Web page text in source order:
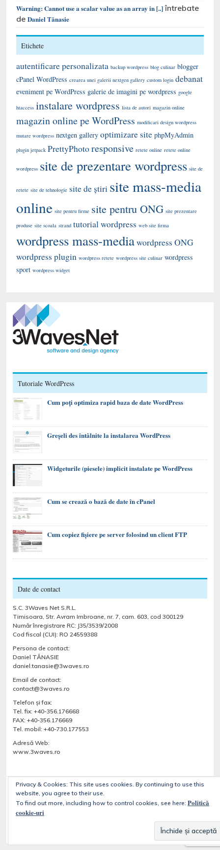
Warning: Cannot use a scalar value as an array in [..]întrebate
deDaniel Tănasie
Etichete
autentificare personalizata backup wordpress blog culinar blogger
cPanel WordPress crearea unei galerii nextgen gallery custom login debanat
eveniment pe WordPress galerie de imagini pe wordpress google
htaccess instalare wordpress lista de autori magazin online
magazin online pe WordPress modificari design wordpress
mutare wordpress nextgen gallery optimizare site phpMyAdmin
plugin jetpack PrettyPhotoresponsive retete online retete online
wordpress site de prezentare wordpress site de
retete site de tehnologie site de știri site mass-media
online site pentru firme site pentru ONG site prezentare
produse site scoala strand tutorial wordpress web site firma
wordpress mass-mediawordpress ONG
wordpress plugin wordpress retete wordpress site culinar wordpress
sport wordpress widget
Privacy & Cookies: This site uses cookies. By continuing to use this
website, you agree to their use.
To find out more, including how to control cookies, see here: Politică
cookie-uri
Tutoriale WordPress
Cum poți optimiza rapid baza de date WordPress
Greșeli des întâlnite la instalarea WordPress
Widgeturile (piesele) implicit instalate pe WordPress
Cum se crează o bază de date în cPanel
Cum copiez fișiere pe server folosind un client FTP
Date de contact
S.C. 3Waves Net S.R.L.
Timisoara, Str. Avram Imbroane, nr. 7, cam. 603, cod 300129
Număr înregistrare RC: J35/3539/2008
Cod fiscal (CUI): RO 24559388
Persona de contact:
Daniel TĂNASIE
daniel.tanasie@3waves.ro
Email de contact:
contact@3waves.ro
Telefon şi fax:
Tel. fix: +40-356.176668
FAX: +40-356.176669
Tel. mobil: +40-730.177553
Adresă Web:
www.3waves.ro
Despre noi Servicii Blog Portfolio
Contact
Implementat de3waves.ro
3WAVES – dezvolta site-uri web folosind WordPress CMS. All Rights Reserved.